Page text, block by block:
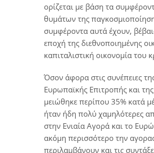
ορίζεται με βάση τα
θυμάτων της
συμφέροντα αυτά έχουν,
εποχή της διεθνοποιημένης
καπιταλιστική οικονομία του
Όσον άφορα στις συνέπειες
Ευρωπαϊκής Επιτροπής και
μειώθηκε περίπου 35% κατά
ήταν ήδη πολύ χαμηλότερες
στην Ενιαία Αγορά και το
ακόμη περισσότερο την
περιλαμβάνουν και τις